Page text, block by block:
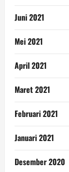
Juni 2021
Mei 2021
April 2021
Maret 2021
Februari 2021
Januari 2021
Desember 2020